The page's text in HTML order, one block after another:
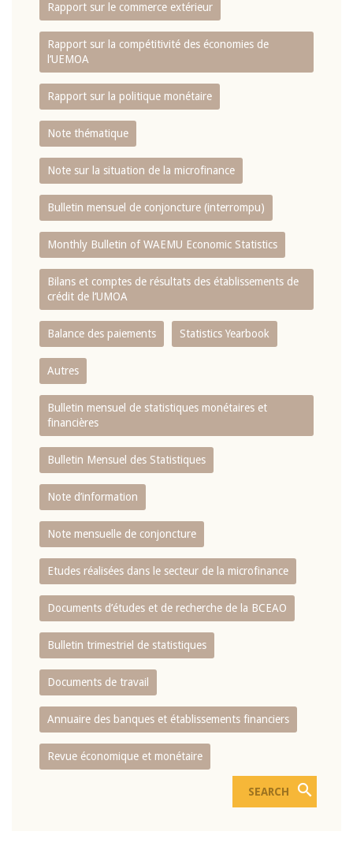
Rapport sur le commerce extérieur
Rapport sur la compétitivité des économies de
l‘UEMOA
Rapport sur la politique monétaire
Note thématique
Note sur la situation de la microfinance
Bulletin mensuel de conjoncture (interrompu)
Monthly Bulletin of WAEMU Economic Statistics
Bilans et comptes de résultats des établissements de
crédit de l‘UMOA
Balance des paiements Statistics Yearbook
Autres
Bulletin mensuel de statistiques monétaires et
financières
Bulletin Mensuel des Statistiques
Note d’information
Note mensuelle de conjoncture
Etudes réalisées dans le secteur de la microfinance
Documents d’études et de recherche de la BCEAO
Bulletin trimestriel de statistiques
Documents de travail
Annuaire des banques et établissements financiers
Revue économique et monétaire